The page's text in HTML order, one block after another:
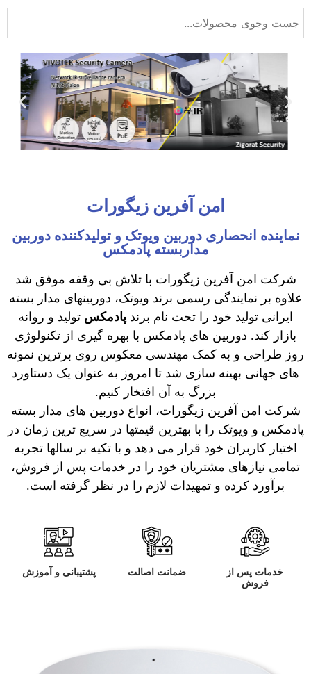
امن آفرین زیگورات
نماینده انحصاری دوربین ویوتک و تولیدکننده دوربین
مداربسته پادمکس
شرکت امن آفرین زیگورات با تلاش بی وقفه موفق شد
علاوه بر نمایندگی رسمی برند ویوتک، دوربینهای مدار بسته
ایرانی تولید خود را تحت نام برند پادمکس تولید و روانه
بازار کند. دوربین های پادمکس با بهره گیری از تکنولوژی
روز طراحی و به کمک مهندسی معکوس روی برترین نمونه
های جهانی بهینه سازی شد تا امروز به عنوان یک دستاورد
بزرگ به آن افتخار کنیم.
شرکت امن آفرین زیگورات، انواع دوربین های مدار بسته
پادمکس و ویوتک را با بهترین قیمتها در سریع ترین زمان در
اختیار کاربران خود قرار می دهد و با تکیه بر سالها تجربه
تمامی نیازهای مشتریان خود را در خدمات پس از فروش،
برآورد کرده و تمهیدات لازم را در نظر گرفته است.
خدمات پس از
فروش
ضمانت اصالت پشتیبانی و آموزش